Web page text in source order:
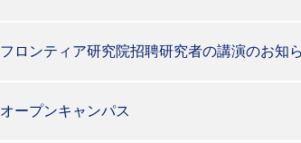
フロンティア研究院招聘研究者の講演のお
オープンキャンパス